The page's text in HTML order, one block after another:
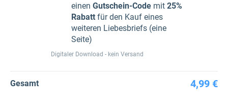
einen Gutschein-Code mit 25%
Rabatt für den Kauf eines
weiteren Liebesbriefs (eine
Seite)
Digitaler Download - kein Versand
Gesamt 4,99 €